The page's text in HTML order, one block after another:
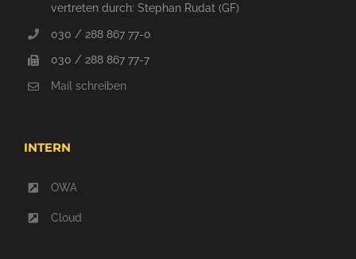
vertreten durch: Stephan Rudat (GF)
030 / 288 867 77-0
030 / 288 867 77-7
Mail schreiben
INTERN
OWA
Cloud